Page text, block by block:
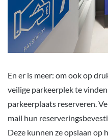
En er is meer: om ook op
veilige parkeerplek te
parkeerplaats reserveren.
mail hun
Deze kunnen ze opslaan